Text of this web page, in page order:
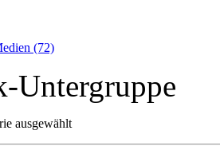
(72)
Untergruppe
ausgewählt